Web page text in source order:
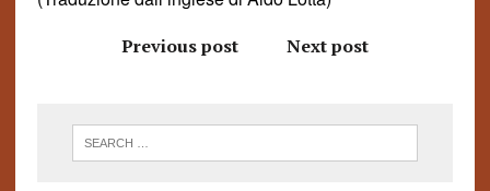
Previous post Next post